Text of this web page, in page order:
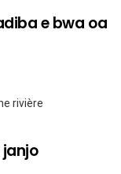
e bwa oa
rivière
janjo